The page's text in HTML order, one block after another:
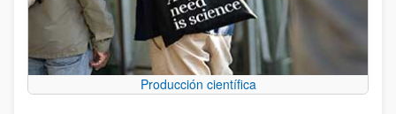
Producción científica